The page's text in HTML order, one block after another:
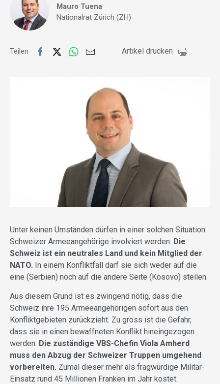
Mauro Tuena
Nationalrat Zürich (ZH)
Teilen Artikel drucken
Unter keinen Umständen dürfen in einer solchen Situation
Schweizer Armeeangehörige involviert werden. Die
Schweiz ist ein neutrales Land und kein Mitglied der
NATO. In einem Konfliktfall darf sie sich weder auf die
eine (Serbien) noch auf die andere Seite (Kosovo) stellen.
Aus diesem Grund ist es zwingend nötig, dass die
Schweiz ihre 195 Armeeangehörigen sofort aus den
Konfliktgebieten zurückzieht. Zu gross ist die Gefahr,
dass sie in einen bewaffneten Konflikt hineingezogen
werden. Die zuständige VBS-Chefin Viola Amherd
muss den Abzug der Schweizer Truppen umgehend
vorbereiten. Zumal dieser mehr als fragwürdige Militär-
Einsatz rund 45 Millionen Franken im Jahr kostet.